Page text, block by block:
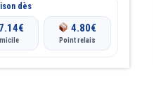
dès
7.14€ 4.80€
Point relais